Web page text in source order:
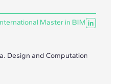
Master in BIM
Design and Computation